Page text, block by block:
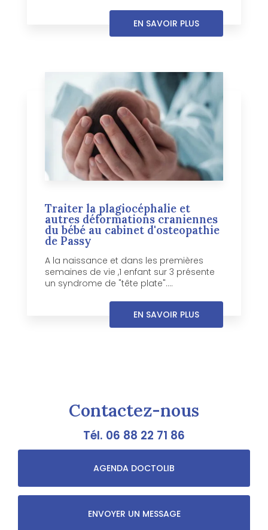
EN SAVOIR PLUS
Traiter la plagiocéphalie et
autres déformations craniennes
du bébé au cabinet d'osteopathie
de Passy
A la naissance et dans les premières
semaines de vie ,1 enfant sur 3 présente
un syndrome de "tête plate"....
EN SAVOIR PLUS
Contactez-nous
Tél. 06 88 22 71 86
AGENDA DOCTOLIB
ENVOYER UN MESSAGE